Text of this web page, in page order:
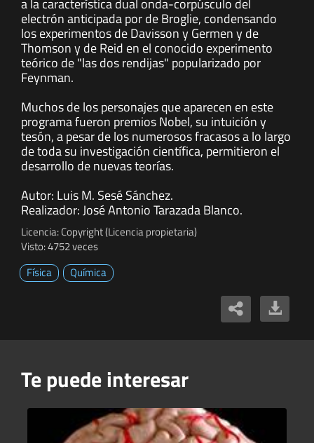
a la característica dual onda-corpúsculo del
electrón anticipada por de Broglie, condensando
los experimentos de Davisson y Germen y de
Thomson y de Reid en el conocido experimento
teórico de "las dos rendijas" popularizado por
Feynman.
Muchos de los personajes que aparecen en este
programa fueron premios Nobel, su intuición y
tesón, a pesar de los numerosos fracasos a lo largo
de toda su investigación científica, permitieron el
desarrollo de nuevas teorías.
Autor: Luis M. Sesé Sánchez.
Realizador: José Antonio Tarazada Blanco.
Licencia: Copyright (Licencia propietaria)
Visto: 4752 veces
Física
Química
Te puede interesar